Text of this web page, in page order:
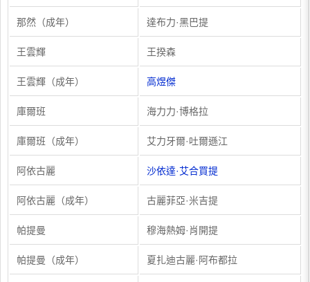
那然（成年） 達布力·黑巴提
王雲輝 王揆森
王雲輝（成年） 高煜傑
庫爾班 海力力·博格拉
庫爾班（成年） 艾力牙爾·吐爾遜江
阿依古麗 沙依達·艾合買提
阿依古麗（成年） 古麗菲亞·米吉提
帕提曼 穆海熱姆·肖開提
帕提曼（成年） 夏扎迪古麗·阿布都拉